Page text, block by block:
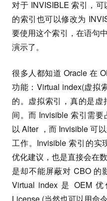
对于 INVISIBLE 索引，
的索引也可以修改为
要使用这个索引，在语句
演示了。
很多人都知道 Oracle 在
功能：Virtual index(虚拟
的。虚拟索引，真的是
间。而 Invisible 索引需
以 Alter ，而 Invisible 可
工作。Invisible 索引的实
优化建议，也是直接会在
是却不能屏蔽对 CBO 的
Virtual index 是 OEM